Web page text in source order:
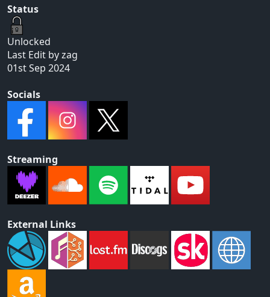
Status
Unlocked
Last Edit by zag
01st Sep 2024
Socials
Streaming
External Links